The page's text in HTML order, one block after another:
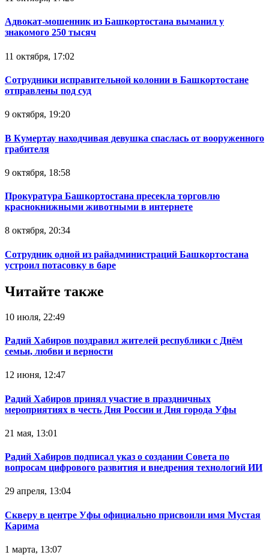
Адвокат-мошенник из Башкортостана выманил у
знакомого 250 тысяч
11 октября, 17:02
Сотрудники исправительной колонии в Башкортостане
отправлены под суд
9 октября, 19:20
В Кумертау находчивая девушка спаслась от вооруженного
грабителя
9 октября, 18:58
Прокуратура Башкортостана пресекла торговлю
краснокнижными животными в интернете
8 октября, 20:34
Сотрудник одной из райадминистраций Башкортостана
устроил потасовку в баре
Читайте также
10 июля, 22:49
Радий Хабиров поздравил жителей республики с Днём
семьи, любви и верности
12 июня, 12:47
Радий Хабиров принял участие в праздничных
мероприятиях в честь Дня России и Дня города Уфы
21 мая, 13:01
Радий Хабиров подписал указ о создании Совета по
вопросам цифрового развития и внедрения технологий ИИ
29 апреля, 13:04
Скверу в центре Уфы официально присвоили имя Мустая
Карима
1 марта, 13:07